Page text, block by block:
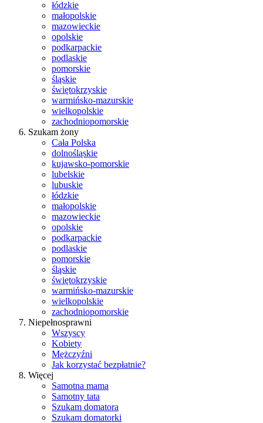
łódzkie
małopolskie
mazowieckie
opolskie
podkarpackie
podlaskie
pomorskie
śląskie
świętokrzyskie
warmińsko-mazurskie
wielkopolskie
zachodniopomorskie
Szukam żony
Cała Polska
dolnośląskie
kujawsko-pomorskie
lubelskie
lubuskie
łódzkie
małopolskie
mazowieckie
opolskie
podkarpackie
podlaskie
pomorskie
śląskie
świętokrzyskie
warmińsko-mazurskie
wielkopolskie
zachodniopomorskie
Niepełnosprawni
Wszyscy
Kobiety
Mężczyźni
Jak korzystać bezpłatnie?
Więcej
Samotna mama
Samotny tata
Szukam domatora
Szukam domatorki